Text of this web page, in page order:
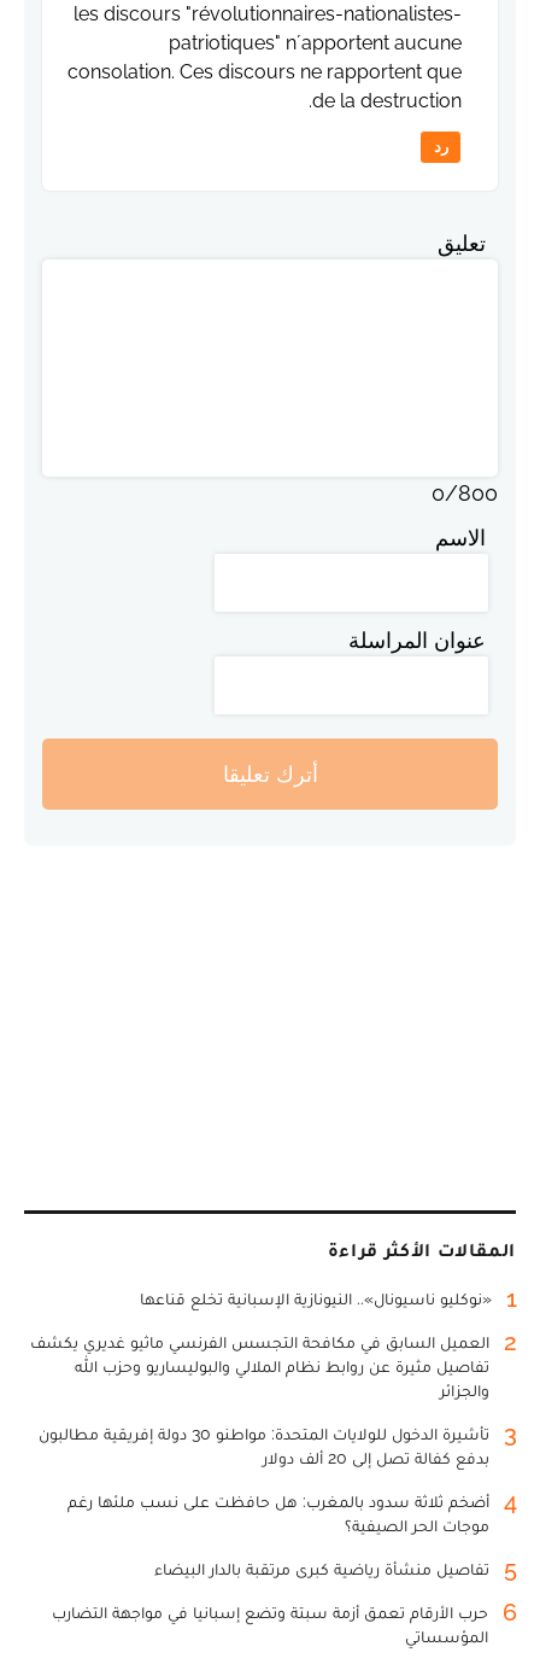
les discours "révolutionnaires-nationalistes-
patriotiques" n´apportent aucune
consolation. Ces discours ne rapportent que
de la destruction.
رد
تعليق
0/800
الاسم
عنوان المراسلة
أترك تعليقا
المقالات الأكثر قراءة
1 «نوكليو ناسيونال».. النيونازية الإسبانية تخلع قناعها
2
العميل السابق في مكافحة التجسس الفرنسي ماثيو غديري يكشف
تفاصيل مثيرة عن روابط نظام الملالي والبوليساريو وحزب الله
والجزائر
3
تأشيرة الدخول للولايات المتحدة: مواطنو 30 دولة إفريقية مطالبون
بدفع كفالة تصل إلى 20 ألف دولار
4
أضخم ثلاثة سدود بالمغرب: هل حافظت على نسب ملئها رغم
موجات الحر الصيفية؟
5 تفاصيل منشأة رياضية كبرى مرتقبة بالدار البيضاء
6
حرب الأرقام تعمق أزمة سبتة وتضع إسبانيا في مواجهة التضارب
المؤسساتي